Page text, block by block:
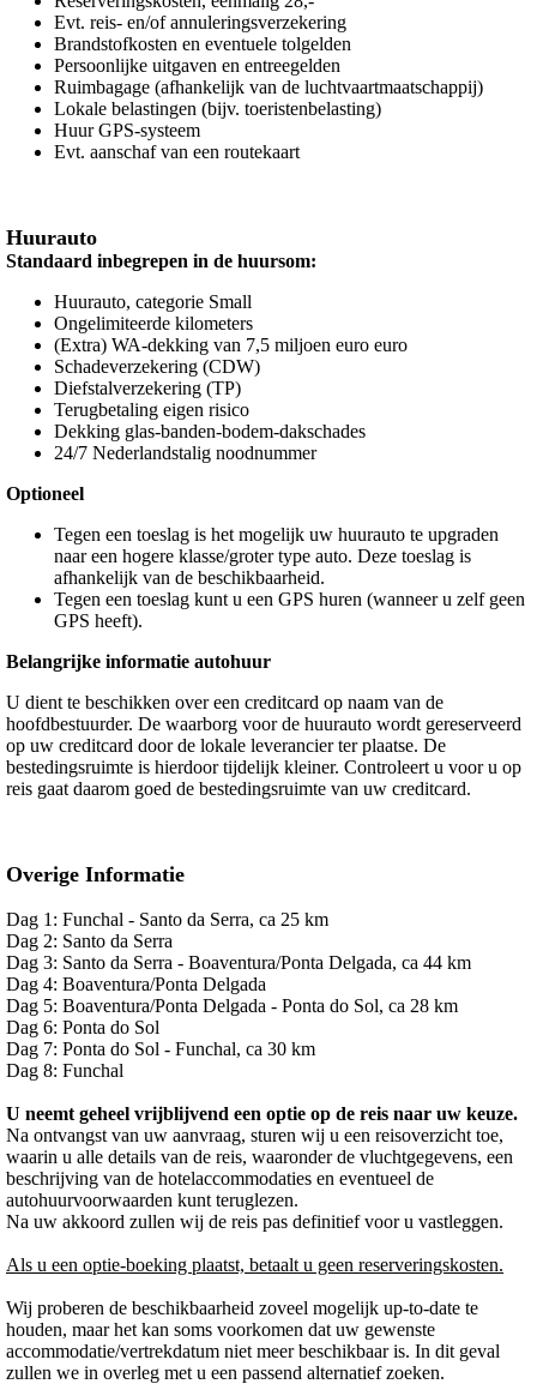
Evt. reis- en/of annuleringsverzekering
Brandstofkosten en eventuele tolgelden
Persoonlijke uitgaven en entreegelden
Ruimbagage (afhankelijk van de luchtvaartmaatschappij)
Lokale belastingen (bijv. toeristenbelasting)
Huur GPS-systeem
Evt. aanschaf van een routekaart
Huurauto
Standaard inbegrepen in de huursom:
Huurauto, categorie Small
Ongelimiteerde kilometers
(Extra) WA-dekking van 7,5 miljoen euro euro
Schadeverzekering (CDW)
Diefstalverzekering (TP)
Terugbetaling eigen risico
Dekking glas-banden-bodem-dakschades
24/7 Nederlandstalig noodnummer
Optioneel
Tegen een toeslag is het mogelijk uw huurauto te upgraden
naar een hogere klasse/groter type auto. Deze toeslag is
afhankelijk van de beschikbaarheid.
Tegen een toeslag kunt u een GPS huren (wanneer u zelf geen
GPS heeft).
Belangrijke informatie autohuur
U dient te beschikken over een creditcard op naam van de
hoofdbestuurder. De waarborg voor de huurauto wordt gereserveerd
op uw creditcard door de lokale leverancier ter plaatse. De
bestedingsruimte is hierdoor tijdelijk kleiner. Controleert u voor u op
reis gaat daarom goed de bestedingsruimte van uw creditcard.
Overige Informatie
Dag 1: Funchal - Santo da Serra, ca 25 km
Dag 2: Santo da Serra
Dag 3: Santo da Serra - Boaventura/Ponta Delgada, ca 44 km
Dag 4: Boaventura/Ponta Delgada
Dag 5: Boaventura/Ponta Delgada - Ponta do Sol, ca 28 km
Dag 6: Ponta do Sol
Dag 7: Ponta do Sol - Funchal, ca 30 km
Dag 8: Funchal
U neemt geheel vrijblijvend een optie op de reis naar uw keuze.
Na ontvangst van uw aanvraag, sturen wij u een reisoverzicht toe,
waarin u alle details van de reis, waaronder de vluchtgegevens, een
beschrijving van de hotelaccommodaties en eventueel de
autohuurvoorwaarden kunt teruglezen.
Na uw akkoord zullen wij de reis pas definitief voor u vastleggen.
Als u een optie-boeking plaatst, betaalt u geen reserveringskosten.
Wij proberen de beschikbaarheid zoveel mogelijk up-to-date te
houden, maar het kan soms voorkomen dat uw gewenste
accommodatie/vertrekdatum niet meer beschikbaar is. In dit geval
zullen we in overleg met u een passend alternatief zoeken.